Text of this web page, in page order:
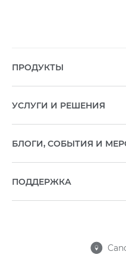
ПРОДУКТЫ
УСЛУГИ И РЕШЕНИЯ
БЛОГИ, СОБЫТИЯ И
ПОДДЕРЖКА
